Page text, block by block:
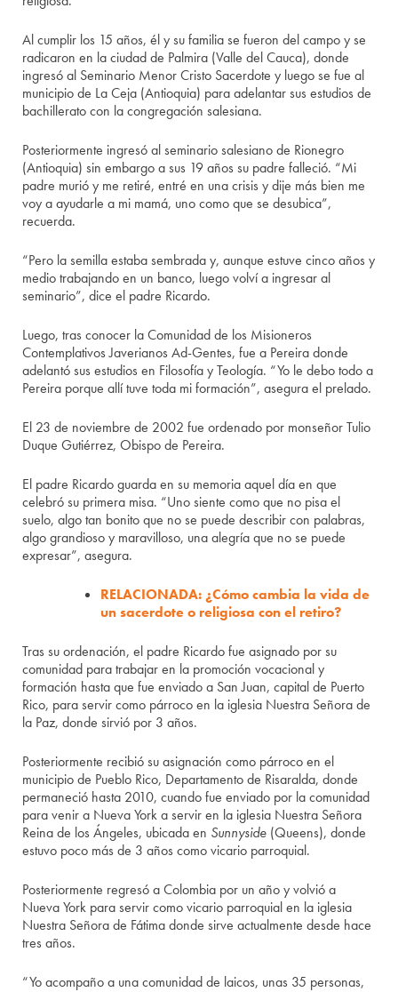
Al cumplir los 15 años, él y su familia se fueron del campo y se
radicaron en la ciudad de Palmira (Valle del Cauca), donde
ingresó al Seminario Menor Cristo Sacerdote y luego se fue al
municipio de La Ceja (Antioquia) para adelantar sus estudios de
bachillerato con la congregación salesiana.
Posteriormente ingresó al seminario salesiano de Rionegro
(Antioquia) sin embargo a sus 19 años su padre falleció. “Mi
padre murió y me retiré, entré en una crisis y dije más bien me
voy a ayudarle a mi mamá, uno como que se desubica”,
recuerda.
“Pero la semilla estaba sembrada y, aunque estuve cinco años y
medio trabajando en un banco, luego volví a ingresar al
seminario”, dice el padre Ricardo.
Luego, tras conocer la Comunidad de los Misioneros
Contemplativos Javerianos Ad-Gentes, fue a Pereira donde
adelantó sus estudios en Filosofía y Teología. “Yo le debo todo a
Pereira porque allí tuve toda mi formación”, asegura el prelado.
El 23 de noviembre de 2002 fue ordenado por monseñor Tulio
Duque Gutiérrez, Obispo de Pereira.
El padre Ricardo guarda en su memoria aquel día en que
celebró su primera misa. “Uno siente como que no pisa el
suelo, algo tan bonito que no se puede describir con palabras,
algo grandioso y maravilloso, una alegría que no se puede
expresar”, asegura.
RELACIONADA: ¿Cómo cambia la vida de
un sacerdote o religiosa con el retiro?
Tras su ordenación, el padre Ricardo fue asignado por su
comunidad para trabajar en la promoción vocacional y
formación hasta que fue enviado a San Juan, capital de Puerto
Rico, para servir como párroco en la iglesia Nuestra Señora de
la Paz, donde sirvió por 3 años.
Posteriormente recibió su asignación como párroco en el
municipio de Pueblo Rico, Departamento de Risaralda, donde
permaneció hasta 2010, cuando fue enviado por la comunidad
para venir a Nueva York a servir en la iglesia Nuestra Señora
Reina de los Ángeles, ubicada en Sunnyside (Queens), donde
estuvo poco más de 3 años como vicario parroquial.
Posteriormente regresó a Colombia por un año y volvió a
Nueva York para servir como vicario parroquial en la iglesia
Nuestra Señora de Fátima donde sirve actualmente desde hace
tres años.
“Yo acompaño a una comunidad de laicos, unas 35 personas,